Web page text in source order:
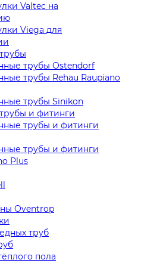
Valtec на
Viega для
трубы Ostendorf
трубы Rehau Raupiano
трубы Sinikon
и фитинги
трубы и фитинги
трубы и фитинги
Plus
Oventrop
труб
пола